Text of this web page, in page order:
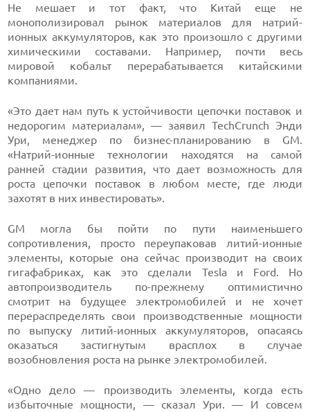
Не мешает и тот факт, что Китай еще не
монополизировал рынок материалов для натрий-
ионных аккумуляторов, как это произошло с другими
химическими составами. Например, почти весь
мировой кобальт перерабатывается китайскими
компаниями.
«Это дает нам путь к устойчивости цепочки поставок и
недорогим материалам», — заявил TechCrunch Энди
Ури, менеджер по бизнес-планированию в GM.
«Натрий-ионные технологии находятся на самой
ранней стадии развития, что дает возможность для
роста цепочки поставок в любом месте, где люди
захотят в них инвестировать».
GM могла бы пойти по пути наименьшего
сопротивления, просто переупаковав литий-ионные
элементы, которые она сейчас производит на своих
гигафабриках, как это сделали Tesla и Ford. Но
автопроизводитель по-прежнему оптимистично
смотрит на будущее электромобилей и не хочет
перераспределять свои производственные мощности
по выпуску литий-ионных аккумуляторов, опасаясь
оказаться застигнутым врасплох в случае
возобновления роста на рынке электромобилей.
«Одно дело — производить элементы, когда есть
избыточные мощности, — сказал Ури. — И совсем